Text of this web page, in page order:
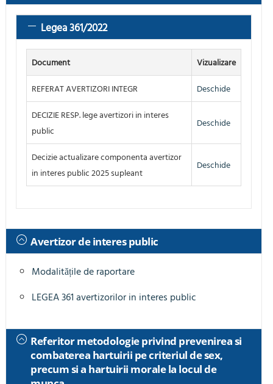
Legea 361/2022
Document Vizualizare
REFERAT AVERTIZORI INTEGR Deschide
DECIZIE RESP. lege avertizori in interes
public
Deschide
Decizie actualizare componenta avertizor
in interes public 2025 supleant
Deschide
Avertizor de interes public
Modalitățile de raportare
LEGEA 361 avertizorilor in interes public
Referitor metodologie privind prevenirea si
combaterea hartuirii pe criteriul de sex,
precum si a hartuirii morale la locul de